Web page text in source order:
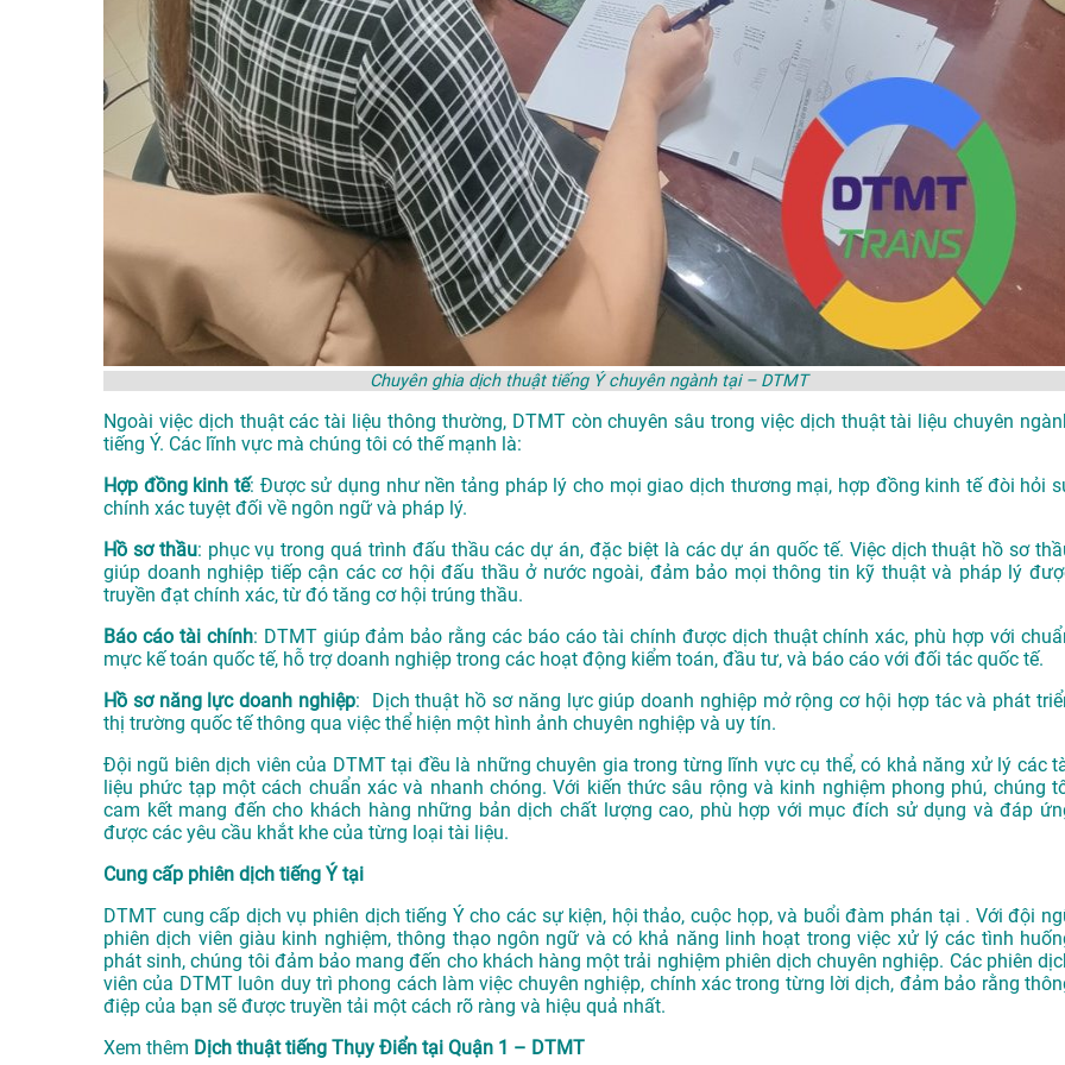
Chuyên ghia dịch thuật tiếng Ý chuyên ngành tại – DTMT
Ngoài việc dịch thuật các tài liệu thông thường, DTMT còn chuyên sâu trong việc dịch thuật tài liệu chuyên
tiếng Ý. Các lĩnh vực mà chúng tôi có thế mạnh là:
Hợp đồng kinh tế: Được sử dụng như nền tảng pháp lý cho mọi giao dịch thương mại, hợp đồng kinh tế đòi hỏi
chính xác tuyệt đối về ngôn ngữ và pháp lý.
Hồ sơ thầu: phục vụ trong quá trình đấu thầu các dự án, đặc biệt là các dự án quốc tế. Việc dịch thuật hồ sơ
giúp doanh nghiệp tiếp cận các cơ hội đấu thầu ở nước ngoài, đảm bảo mọi thông tin kỹ thuật và pháp lý
truyền đạt chính xác, từ đó tăng cơ hội trúng thầu.
Báo cáo tài chính: DTMT giúp đảm bảo rằng các báo cáo tài chính được dịch thuật chính xác, phù hợp với
mực kế toán quốc tế, hỗ trợ doanh nghiệp trong các hoạt động kiểm toán, đầu tư, và báo cáo với đối tác quốc tế.
Hồ sơ năng lực doanh nghiệp: Dịch thuật hồ sơ năng lực giúp doanh nghiệp mở rộng cơ hội hợp tác và phát
thị trường quốc tế thông qua việc thể hiện một hình ảnh chuyên nghiệp và uy tín.
Đội ngũ biên dịch viên của DTMT tại đều là những chuyên gia trong từng lĩnh vực cụ thể, có khả năng xử lý các
liệu phức tạp một cách chuẩn xác và nhanh chóng. Với kiến thức sâu rộng và kinh nghiệm phong phú, chúng
cam kết mang đến cho khách hàng những bản dịch chất lượng cao, phù hợp với mục đích sử dụng và đáp
được các yêu cầu khắt khe của từng loại tài liệu.
Cung cấp phiên dịch tiếng Ý tại
DTMT cung cấp dịch vụ phiên dịch tiếng Ý cho các sự kiện, hội thảo, cuộc họp, và buổi đàm phán tại . Với đội
phiên dịch viên giàu kinh nghiệm, thông thạo ngôn ngữ và có khả năng linh hoạt trong việc xử lý các tình
phát sinh, chúng tôi đảm bảo mang đến cho khách hàng một trải nghiệm phiên dịch chuyên nghiệp. Các phiên
viên của DTMT luôn duy trì phong cách làm việc chuyên nghiệp, chính xác trong từng lời dịch, đảm bảo rằng
điệp của bạn sẽ được truyền tải một cách rõ ràng và hiệu quả nhất.
Xem thêm Dịch thuật tiếng Thụy Điển tại Quận 1 – DTMT